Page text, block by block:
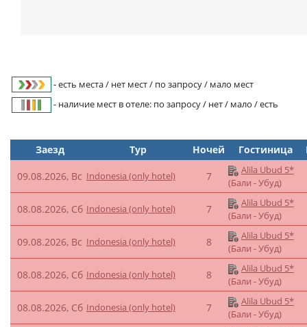
- есть места / нет мест / по запросу / мало мест
- наличие мест в отеле: по запросу / нет / мало / есть
Заезд Тур Ночей Гостиница
09.08.2026, Вс Indonesia (only hotel) 7
Alila Ubud 5*
(Бали - Убуд)
08.08.2026, Сб Indonesia (only hotel) 7
Alila Ubud 5*
(Бали - Убуд)
09.08.2026, Вс Indonesia (only hotel) 8
Alila Ubud 5*
(Бали - Убуд)
08.08.2026, Сб Indonesia (only hotel) 8
Alila Ubud 5*
(Бали - Убуд)
08.08.2026, Сб Indonesia (only hotel) 7
Alila Ubud 5*
(Бали - Убуд)